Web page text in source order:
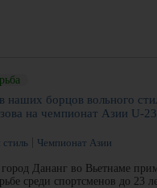
наших борцов вольного
на чемпионат Азии U-23
Чемпионат Азии
Дананг во Вьетнаме
среди спортсменов до 23